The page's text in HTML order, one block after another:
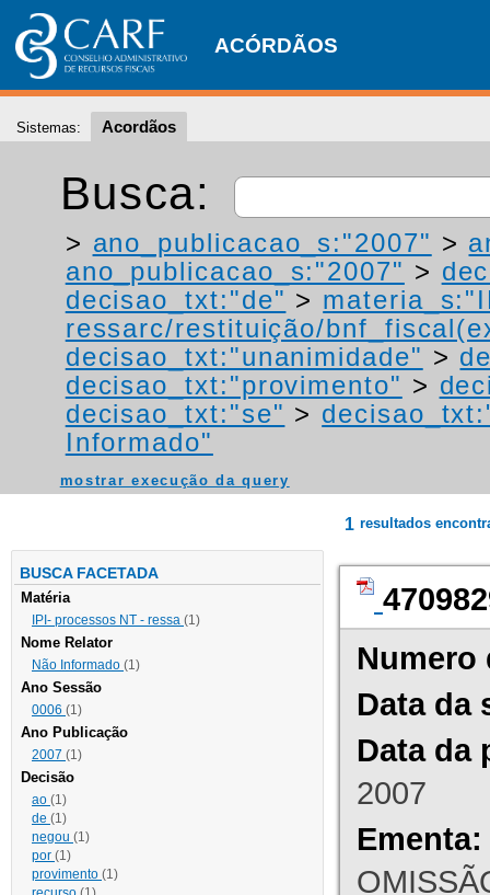
ACÓRDÃOS
Sistemas: Acordãos
Busca:
> ano_publicacao_s:"2007" >
ano_publicacao_s:"2007" >
decisao_txt:"de" >
ressarc/restituição/
decisao_txt:"unanimidade" >
decisao_txt:"provimento" >
decisao_txt:"se" >
Informado"
mostrar execução da query
BUSCA FACETADA
Matéria
IPI- processos NT - ressa (1)
Nome Relator
Não Informado (1)
Ano Sessão
0006 (1)
Ano Publicação
2007 (1)
Decisão
ao (1)
de (1)
negou (1)
por (1)
provimento (1)
1 resultados
Numero
Data da
Data da
2007
Ementa: